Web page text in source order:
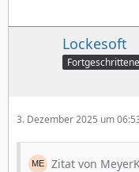
Lockesoft
3. Dezember 2025 um
Zitat von MeyerK